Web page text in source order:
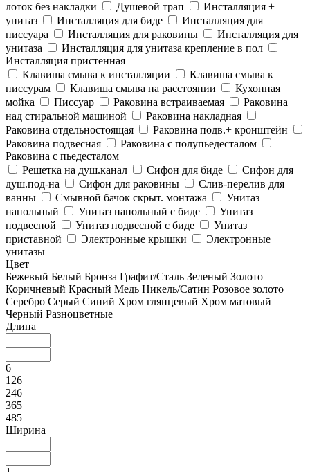
лоток без накладки
Душевой трап
Инсталляция +
унитаз
Инсталляция для биде
Инсталляция для
писсуара
Инсталляция для раковины
Инсталляция для
унитаза
Инсталляция для унитаза крепление в пол
Инсталляция пристенная
Клавиша смыва к инсталляции
Клавиша смыва к
писсурам
Клавиша смыва на расстоянии
Кухонная
мойка
Писсуар Раковина встраиваемая
Раковина
над стиральной машиной
Раковина накладная
Раковина отдельностоящая
Раковина подв.+ кронштейн
Раковина подвесная
Раковина с полупьедесталом
Раковина с пьедесталом
Решетка на душ.канал
Сифон для биде
Сифон для
душ.под-на
Сифон для раковины
Слив-перелив для
ванны
Смывной бачок скрыт. монтажа
Унитаз
напольный
Унитаз напольный с биде
Унитаз
подвесной
Унитаз подвесной с биде
Унитаз
приставной
Электронные крышки
Электронные
унитазы
Цвет
Бежевый Белый Бронза Графит/Сталь Зеленый Золото
Коричневый Красный Медь Никель/Сатин Розовое золото
Серебро Серый Синий Хром глянцевый Хром матовый
Черный Разноцветные
Длина
6
126
246
365
485
Ширина